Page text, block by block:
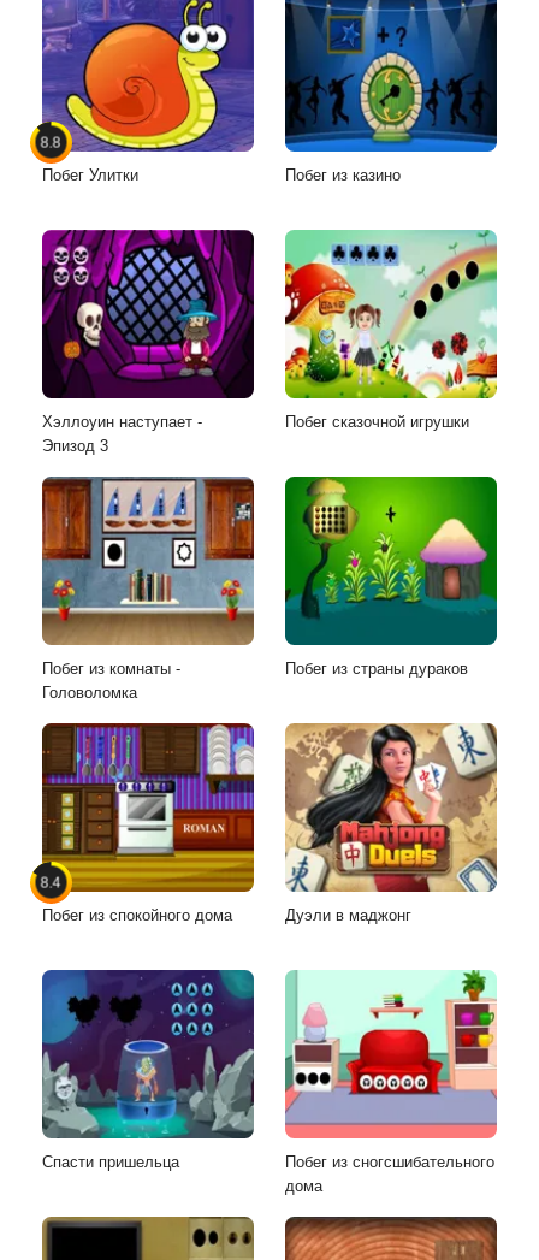
8.8
Побег Улитки Побег из казино
Хэллоуин наступает -
Эпизод 3
Побег сказочной игрушки
Побег из комнаты -
Головоломка
Побег из страны дураков
8.4
Побег из спокойного дома Дуэли в маджонг
Спасти пришельца
Побег из сногсшибательного
дома